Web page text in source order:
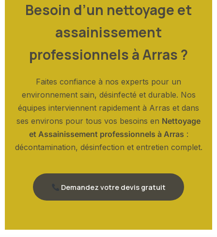
Besoin d’un nettoyage et
assainissement
professionnels à Arras ?
Faites confiance à nos experts pour un
environnement sain, désinfecté et durable. Nos
équipes interviennent rapidement à Arras et dans
ses environs pour tous vos besoins en Nettoyage
et Assainissement professionnels à Arras :
décontamination, désinfection et entretien complet.
Demandez votre devis gratuit